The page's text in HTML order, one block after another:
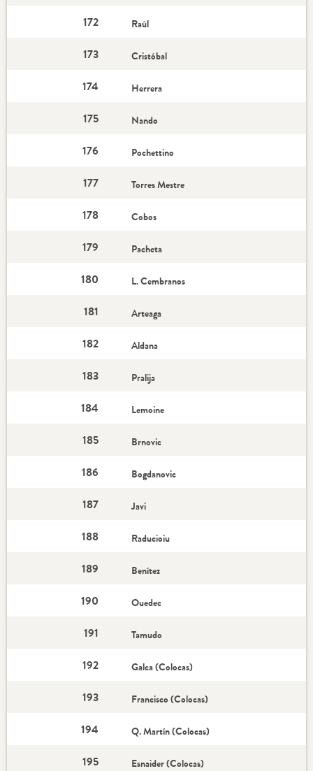
172 Raúl
173 Cristóbal
174 Herrera
175 Nando
176 Pochettino
177 Torres Mestre
178 Cobos
179 Pacheta
180 L. Cembranos
181 Arteaga
182 Aldana
183 Pralija
184 Lemoine
185 Brnovic
186 Bogdanovic
187 Javi
188 Raducioiu
189 Benítez
190 Ouedec
191 Tamudo
192 Galca (Colocas)
193 Francisco (Colocas)
194 Q. Martín (Colocas)
195 Esnaider (Colocas)